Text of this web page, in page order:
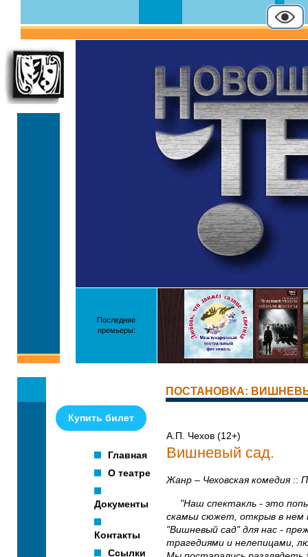
Последние
премьеры:
ПОСТАНОВКА:
Купить билет
Главная
О театре
Документы
Контакты
Ссылки
А.П. Чехов (12+)
Вишневый сад.
Жанр – Чеховская комедия::
"Наш спектакль - это
скамьи сюжет, открыв в
"Вишневый сад" для нас -
трагедиями и нелепицами,